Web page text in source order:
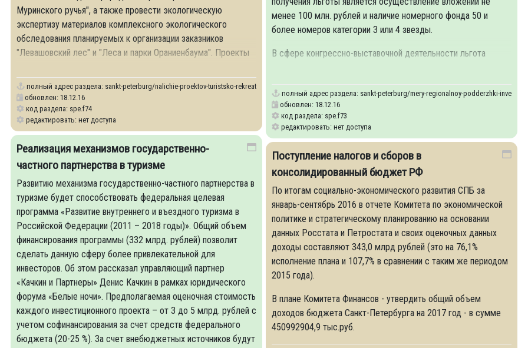
менее 100 млн. рублей и наличие номерного фонда 50 и
более номеров категории 3 или 4 звезды.
В сфере конгрессно-выставочной деятельности льгота
полный адрес раздела: sankt-peterburg/mery-regionalnoy-podderzhki-
обновлен: 18.12.16
код раздела: spe.f73
редактировать: нет доступа
Муринского ручья", а также провести экологическую
экспертизу материалов комплексного экологического
обследования планируемых к организации заказников
"Левашовский лес" и "Леса и парки Ораниенбаума". Проекты
полный адрес раздела: sankt-peterburg/nalichie-proektov-turistsko-rekreatsionnykh-klasterov
обновлен: 18.12.16
код раздела: spe.f74
редактировать: нет доступа
Реализация механизмов государственно-
частного партнерства в туризме
Развитию механизма государственно-частного партнерства в
туризме будет способствовать федеральная целевая
программа «Развитие внутреннего и въездного туризма в
Российской Федерации (2011 – 2018 годы)». Общий объем
финансирования программы (332 млрд. рублей) позволит
сделать данную сферу более привлекательной для
инвесторов. Об этом рассказал управляющий партнер
«Качкин и Партнеры» Денис Качкин в рамках юридического
форума «Белые ночи». Предполагаемая оценочная стоимость
каждого инвестиционного проекта – от 3 до 5 млрд. рублей с
учетом софинансирования за счет средств федерального
бюджета (20-25 %). За счет внебюджетных источников будут
Поступление налогов и сборов в
консолидированный бюджет РФ
По итогам социально-экономического развития СПБ за
январь-сентябрь 2016 в отчете Комитета по экономической
политике и стратегическому планированию на основании
данных Росстата и Петростата и своих оценочных данных
доходы составляют 343,0 млрд рублей (это на 76,1%
исполнение плана и 107,7% в сравнении с таким же периодом
2015 года).
В плане Комитета Финансов - утвердить общий объем
доходов бюджета Санкт-Петербурга на 2017 год - в сумме
450992904,9 тыс.руб.